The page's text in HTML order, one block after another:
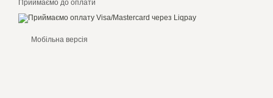
Приймаємо до оплати
Мобільна версія